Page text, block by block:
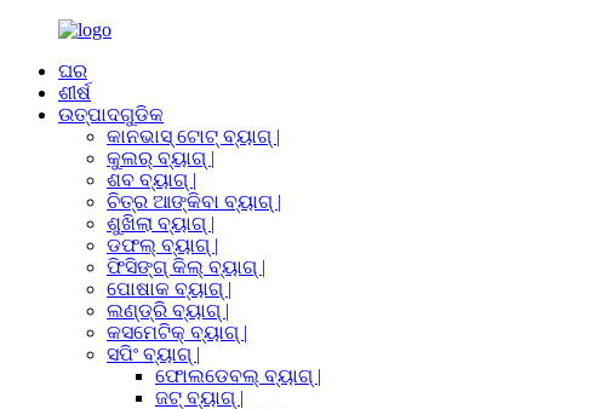
ଘର
ଶୀର୍ଷ
ଉତ୍ପାଦଗୁଡିକ
କାନଭାସ୍ ଟୋଟ୍ ବ୍ୟାଗ୍ |
କୁଲର୍ ବ୍ୟାଗ୍ |
ଶବ ବ୍ୟାଗ୍ |
ଚିତ୍ର ଆଙ୍କିବା ବ୍ୟାଗ୍ |
ଶୁଖିଲା ବ୍ୟାଗ୍ |
ଡଫଲ୍ ବ୍ୟାଗ୍ |
ଫିସିଙ୍ଗ୍ କିଲ୍ ବ୍ୟାଗ୍ |
ପୋଷାକ ବ୍ୟାଗ୍ |
ଲଣ୍ଡ୍ରି ବ୍ୟାଗ୍ |
କସମେଟିକ୍ ବ୍ୟାଗ୍ |
ସପିଂ ବ୍ୟାଗ୍ |
ଫୋଲଡେବଲ୍ ବ୍ୟାଗ୍ |
ଜଟ୍ ବ୍ୟାଗ୍ |